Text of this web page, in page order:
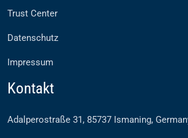
Trust Center
Datenschutz
Impressum
Kontakt
Adalperostraße 31, 85737 Ismaning,